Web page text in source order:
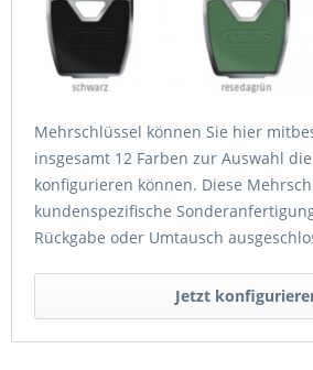
Mehrschlüssel können Sie hier
insgesamt 12 Farben zur Auswahl
konfigurieren können. Diese
kundenspezifische
Rückgabe oder Umtausch
Jetzt